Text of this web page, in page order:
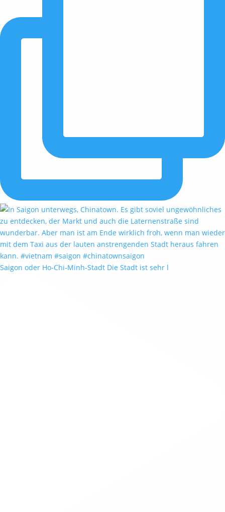
Saigon oder Ho-Chi-Minh-Stadt Die Stadt ist sehr l